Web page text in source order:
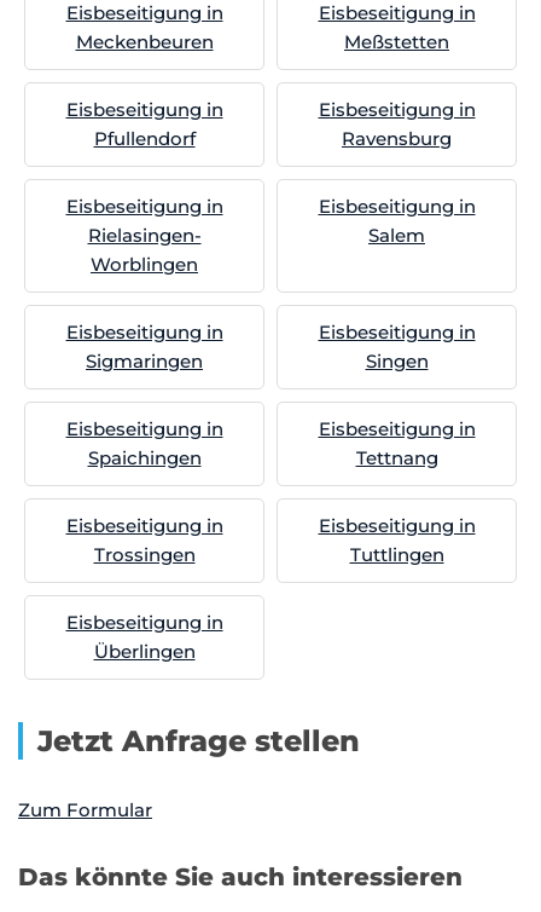
Eisbeseitigung in
Meckenbeuren
Eisbeseitigung in
Meßstetten
Eisbeseitigung in
Pfullendorf
Eisbeseitigung in
Ravensburg
Eisbeseitigung in
Rielasingen-
Worblingen
Eisbeseitigung in
Salem
Eisbeseitigung in
Sigmaringen
Eisbeseitigung in
Singen
Eisbeseitigung in
Spaichingen
Eisbeseitigung in
Tettnang
Eisbeseitigung in
Trossingen
Eisbeseitigung in
Tuttlingen
Eisbeseitigung in
Überlingen
Jetzt Anfrage stellen
Zum Formular
Das könnte Sie auch interessieren